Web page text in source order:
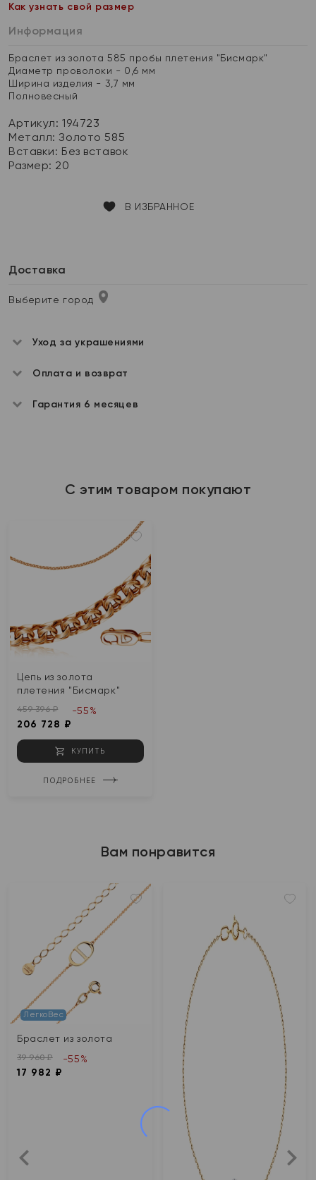
Как узнать свой размер
Информация
Браслет из золота 585 пробы плетения "Бисмарк"
Диаметр проволоки - 0,6 мм
Ширина изделия - 3,7 мм
Полновесный
Артикул: 194723
Металл:Золото 585
Вставки: Без вставок
Размер: 20
В ИЗБРАННОЕ
Доставка
Выберите город
Уход за украшениями
Оплата и возврат
Гарантия 6 месяцев
С этим товаром покупают
Цепь из золота
плетения "Бисмарк"
459 396 ₽
206 728 ₽
-55%
КУПИТЬ
ПОДРОБНЕЕ
Вам понравится
ЛегкоВес
Браслет из золота
39 960 ₽
17 982 ₽
-55%